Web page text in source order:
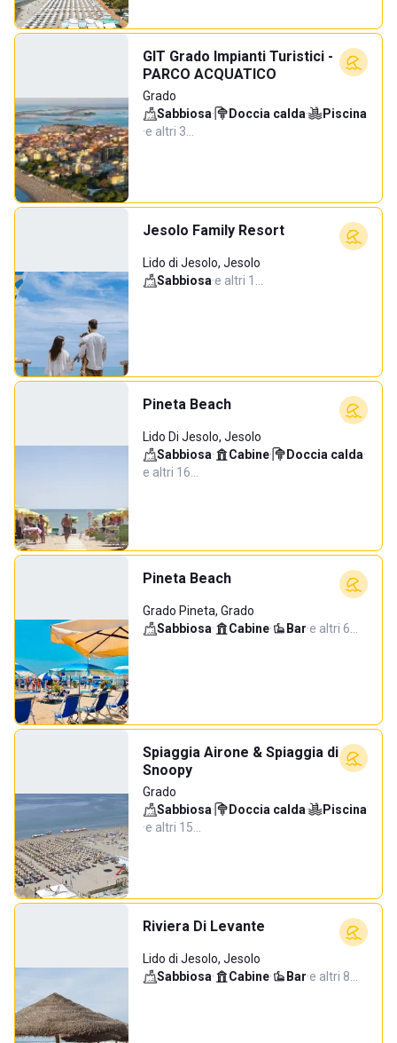
GIT Grado Impianti Turistici -
PARCO ACQUATICO
Grado
Sabbiosa· Doccia calda·
Piscina
·e altri 3…
Jesolo Family Resort
Lido di Jesolo, Jesolo
Sabbiosa·e altri 1…
Pineta Beach
Lido Di Jesolo, Jesolo
Sabbiosa· Cabine· Doccia calda·
e altri 16…
Pineta Beach
Grado Pineta, Grado
Sabbiosa· Cabine· Bar·e altri 6…
Spiaggia Airone & Spiaggia di
Snoopy
Grado
Sabbiosa· Doccia calda·
Piscina
·e altri 15…
Riviera Di Levante
Lido di Jesolo, Jesolo
Sabbiosa· Cabine· Bar·e altri 8…